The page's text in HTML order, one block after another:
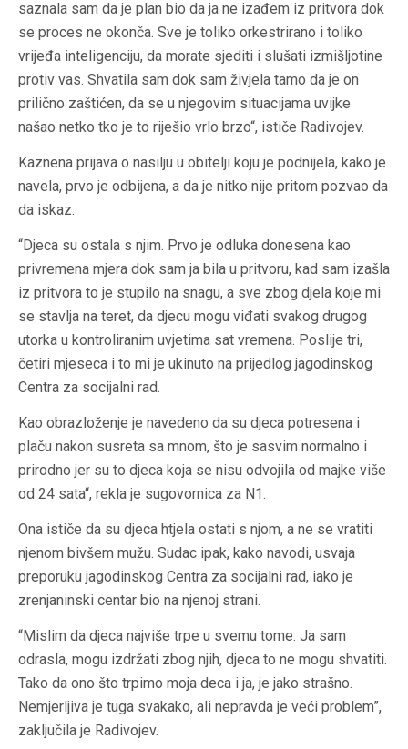
saznala sam da je plan bio da ja ne izađem iz pritvora dok
se proces ne okonča. Sve je toliko orkestrirano i toliko
vrijeđa inteligenciju, da morate sjediti i slušati izmišljotine
protiv vas. Shvatila sam dok sam živjela tamo da je on
prilično zaštićen, da se u njegovim situacijama uvijke
našao netko tko je to riješio vrlo brzo“, ističe Radivojev.
Kaznena prijava o nasilju u obitelji koju je podnijela, kako je
navela, prvo je odbijena, a da je nitko nije pritom pozvao da
da iskaz.
“Djeca su ostala s njim. Prvo je odluka donesena kao
privremena mjera dok sam ja bila u pritvoru, kad sam izašla
iz pritvora to je stupilo na snagu, a sve zbog djela koje mi
se stavlja na teret, da djecu mogu viđati svakog drugog
utorka u kontroliranim uvjetima sat vremena. Poslije tri,
četiri mjeseca i to mi je ukinuto na prijedlog jagodinskog
Centra za socijalni rad.
Kao obrazloženje je navedeno da su djeca potresena i
plaču nakon susreta sa mnom, što je sasvim normalno i
prirodno jer su to djeca koja se nisu odvojila od majke više
od 24 sata“, rekla je sugovornica za N1.
Ona ističe da su djeca htjela ostati s njom, a ne se vratiti
njenom bivšem mužu. Sudac ipak, kako navodi, usvaja
preporuku jagodinskog Centra za socijalni rad, iako je
zrenjaninski centar bio na njenoj strani.
“Mislim da djeca najviše trpe u svemu tome. Ja sam
odrasla, mogu izdržati zbog njih, djeca to ne mogu shvatiti.
Tako da ono što trpimo moja deca i ja, je jako strašno.
Nemjerljiva je tuga svakako, ali nepravda je veći problem”,
zaključila je Radivojev.